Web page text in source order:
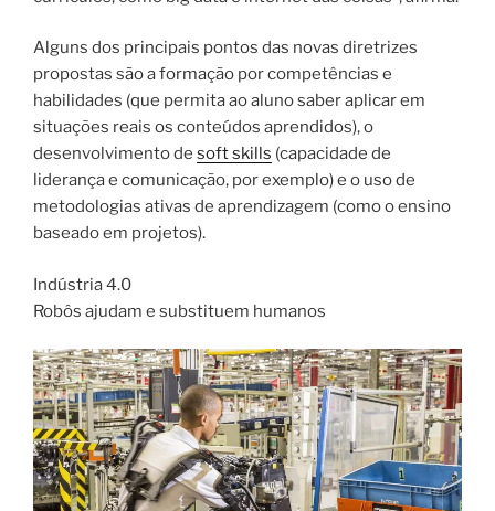
Alguns dos principais pontos das novas diretrizes
propostas são a formação por competências e
habilidades (que permita ao aluno saber aplicar em
situações reais os conteúdos aprendidos), o
desenvolvimento de soft skills (capacidade de
liderança e comunicação, por exemplo) e o uso de
metodologias ativas de aprendizagem (como o ensino
baseado em projetos).
Indústria 4.0
Robôs ajudam e substituem humanos